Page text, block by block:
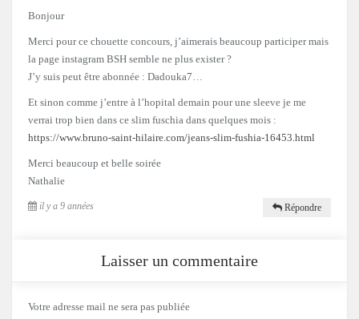
Bonjour
Merci pour ce chouette concours, j’aimerais beaucoup participer mais
la page instagram BSH semble ne plus exister ?
J’y suis peut être abonnée : Dadouka7…
Et sinon comme j’entre à l’hopital demain pour une sleeve je me
verrai trop bien dans ce slim fuschia dans quelques mois :
https://www.bruno-saint-hilaire.com/jeans-slim-fushia-16453.html
Merci beaucoup et belle soirée
Nathalie
il y a 9 années Répondre
Laisser un commentaire
Votre adresse mail ne sera pas publiée